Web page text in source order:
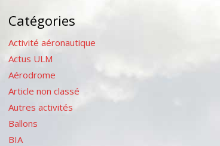
Catégories
Activité aéronautique
Actus ULM
Aérodrome
Article non classé
Autres activités
Ballons
BIA